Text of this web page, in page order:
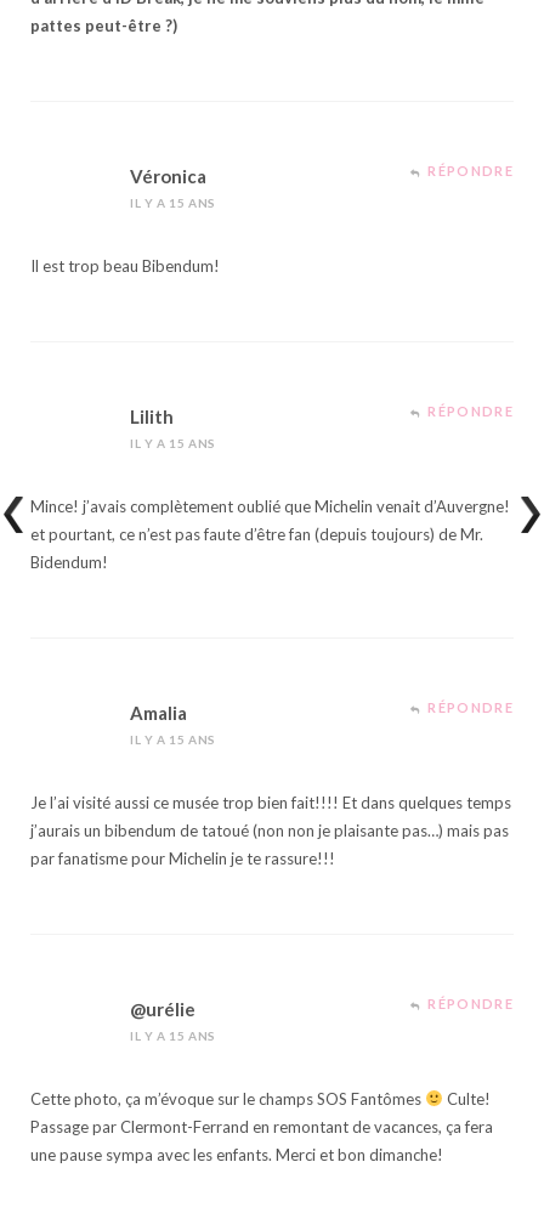
pattes peut-être ?)
Véronica
IL Y A 15 ANS
RÉPONDRE
Il est trop beau Bibendum!
Lilith
IL Y A 15 ANS
RÉPONDRE
Mince! j’avais complètement oublié que Michelin venait d’Auvergne!
et pourtant, ce n’est pas faute d’être fan (depuis toujours) de Mr.
Bidendum!
Amalia
IL Y A 15 ANS
RÉPONDRE
Je l’ai visité aussi ce musée trop bien fait!!!! Et dans quelques temps
j’aurais un bibendum de tatoué (non non je plaisante pas…) mais pas
par fanatisme pour Michelin je te rassure!!!
@urélie
IL Y A 15 ANS
RÉPONDRE
Cette photo, ça m’évoque sur le champs SOS Fantômes
Culte!
Passage par Clermont-Ferrand en remontant de vacances, ça fera
une pause sympa avec les enfants. Merci et bon dimanche!